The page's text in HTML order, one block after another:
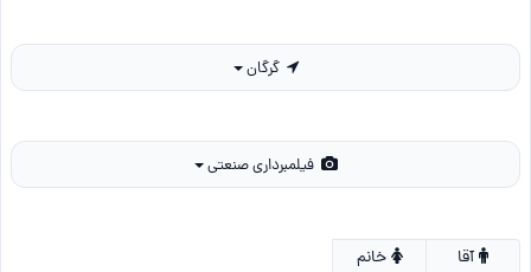
گرگان
فیلمبرداری صنعتی
خانم